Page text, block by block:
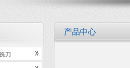
刀
产品中心